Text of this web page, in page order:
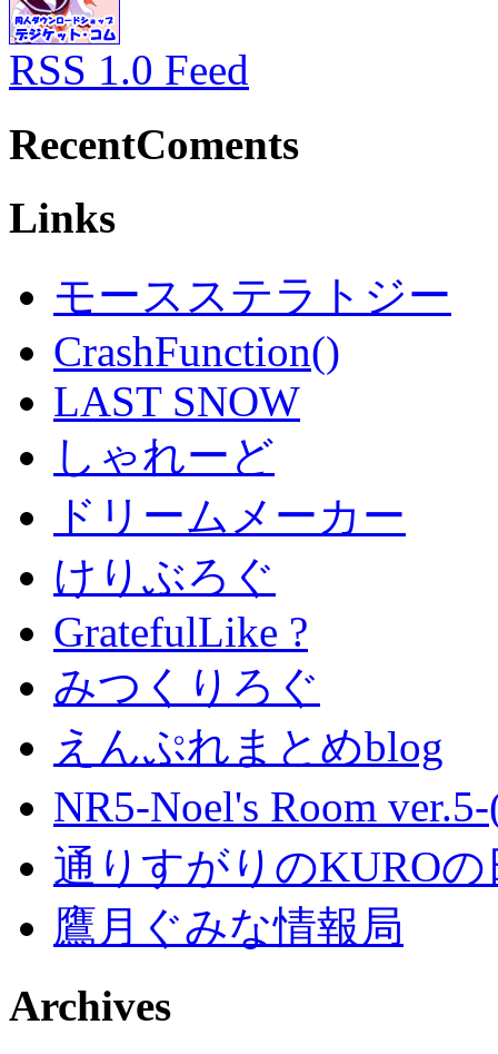
RSS 1.0 Feed
RecentComents
Links
モースステラトジー
CrashFunction()
LAST SNOW
しゃれーど
ドリームメーカー
けりぶろぐ
GratefulLike ?
みつくりろぐ
えんぷれまとめblog
NR5-Noel's Room
通りすがりのKURO
鷹月ぐみな情報局
Archives